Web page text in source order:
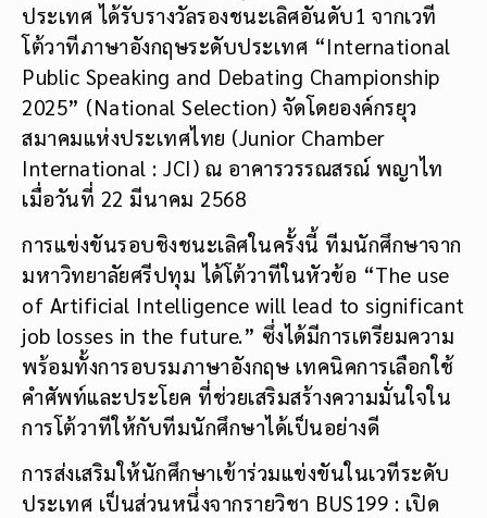
ประเทศ ได้รับรางวัลรองชนะเลิศอันดับ1 จากเวที
โต้วาทีภาษาอังกฤษระดับประเทศ “International
Public Speaking and Debating Championship
2025” (National Selection) จัดโดยองค์กรยุว
สมาคมแห่งประเทศไทย (Junior Chamber
International : JCI) ณ อาคารวรรณสรณ์ พญาไท
เมื่อวันที่ 22 มีนาคม 2568
การแข่งขันรอบชิงชนะเลิศในครั้งนี้ ทีมนักศึกษาจาก
มหาวิทยาลัยศรีปทุม ได้โต้วาทีในหัวข้อ “The use
of Artificial Intelligence will lead to significant
job losses in the future.” ซึ่งได้มีการเตรียมความ
พร้อมทั้งการอบรมภาษาอังกฤษ เทคนิคการเลือกใช้
คำศัพท์และประโยค ที่ช่วยเสริมสร้างความมั่นใจใน
การโต้วาทีให้กับทีมนักศึกษาได้เป็นอย่างดี
การส่งเสริมให้นักศึกษาเข้าร่วมแข่งขันในเวทีระดับ
ประเทศ เป็นส่วนหนึ่งจากรายวิชา BUS199 : เปิด